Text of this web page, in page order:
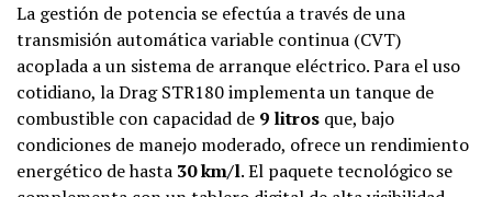
La gestión de potencia se efectúa a través de una
transmisión automática variable continua (CVT)
acoplada a un sistema de arranque eléctrico. Para el uso
cotidiano, la Drag STR180 implementa un tanque de
combustible con capacidad de 9 litros que, bajo
condiciones de manejo moderado, ofrece un rendimiento
energético de hasta 30 km/l. El paquete tecnológico se